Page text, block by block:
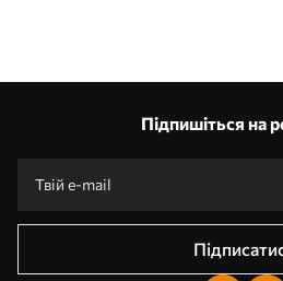
Підпишіться на